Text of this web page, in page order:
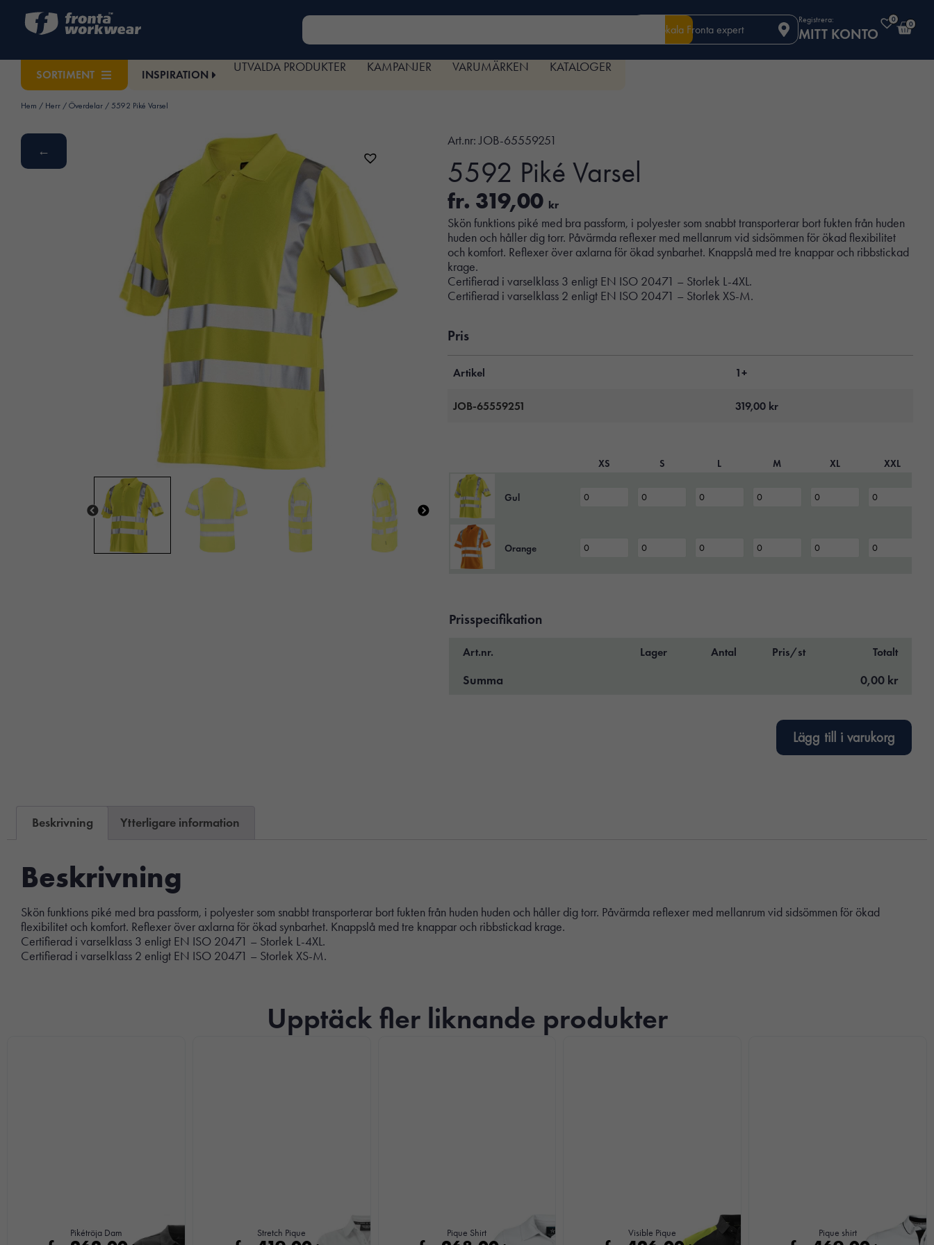
Din lokala Fronta expert
Registrera:
MITT KONTO
0
0
SORTIMENT INSPIRATION
UTVALDA PRODUKTER KAMPANJER VARUMÄRKEN KATALOGER
Hem / Herr / Överdelar / 5592 Piké Varsel
←
Art.nr:JOB-65559251
5592 Piké Varsel
fr. 319,00 kr
Skön funktions piké med bra passform, i polyester som snabbt transporterar bort fukten från huden
huden och håller dig torr. Påvärmda reflexer med mellanrum vid sidsömmen för ökad flexibilitet
och komfort. Reflexer över axlarna för ökad synbarhet. Knappslå med tre knappar och ribbstickad
krage.
Certifierad i varselklass 3 enligt EN ISO 20471 – Storlek L-4XL.
Certifierad i varselklass 2 enligt EN ISO 20471 – Storlek XS-M.
Pris
Artikel 1+
JOB-65559251 319,00 kr
XS S L M XL XXL
Gul
Orange
Prisspecifikation
Art.nr. Lager Antal Pris/st Totalt
Summa 0,00 kr
Lägg till i varukorg
Beskrivning Ytterligare information
Beskrivning
Skön funktions piké med bra passform, i polyester som snabbt transporterar bort fukten från huden huden och håller dig torr. Påvärmda reflexer med mellanrum vid sidsömmen för ökad
flexibilitet och komfort. Reflexer över axlarna för ökad synbarhet. Knappslå med tre knappar och ribbstickad krage.
Certifierad i varselklass 3 enligt EN ISO 20471 – Storlek L-4XL.
Certifierad i varselklass 2 enligt EN ISO 20471 – Storlek XS-M.
Upptäck fler liknande produkter
Pikétröja Dam Stretch Pique Pique Shirt Visible Pique Pique shirt
behövs för att